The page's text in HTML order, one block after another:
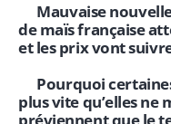
Mauvaise
de maïs française
et les prix vont
Pourquoi
plus vite qu’elles ne